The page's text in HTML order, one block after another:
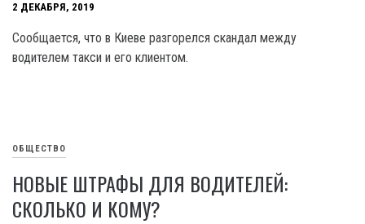
2 ДЕКАБРЯ, 2019
Сообщается, что в Киеве разгорелся скандал между
водителем такси и его клиентом.
ОБЩЕСТВО
НОВЫЕ ШТРАФЫ ДЛЯ ВОДИТЕЛЕЙ:
СКОЛЬКО И КОМУ?